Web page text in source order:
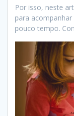
Por isso, neste
para
pouco tempo.